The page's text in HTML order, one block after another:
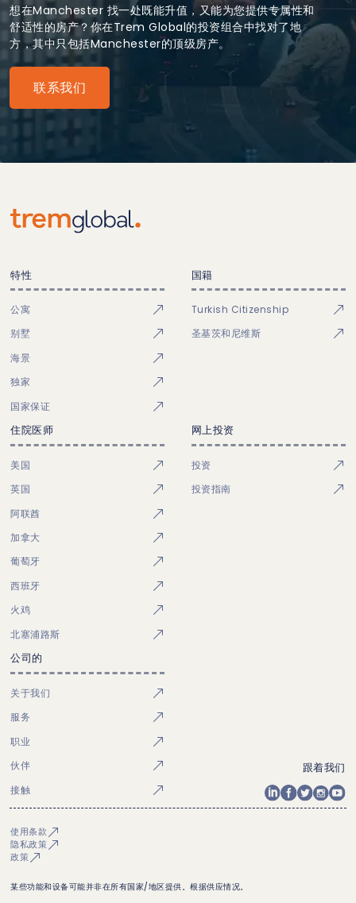
想在Manchester 找一处既能升值，又能为您提供专属性和
舒适性的房产？你在Trem Global的投资组合中找对了地
方，其中只包括Manchester的顶级房产。
联系我们
特性
公寓
别墅
海景
独家
国家保证
国籍
Turkish Citizenship
圣基茨和尼维斯
住院医师
美国
英国
阿联酋
加拿大
葡萄牙
西班牙
火鸡
北塞浦路斯
网上投资
投资
投资指南
公司的
关于我们
服务
职业
伙伴
接触
跟着我们
使用条款
隐私政策
政策
某些功能和设备可能并非在所有国家/地区提供。根据供应情况。